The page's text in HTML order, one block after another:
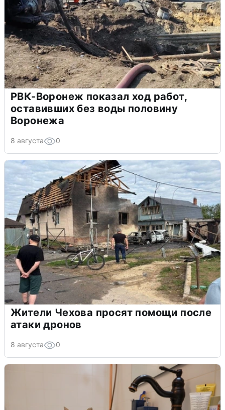
РВК-Воронеж показал ход работ,
оставивших без воды половину
Воронежа
8 августа 0
Жители Чехова просят помощи после
атаки дронов
8 августа 0